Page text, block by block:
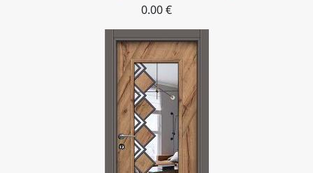
0.00 €